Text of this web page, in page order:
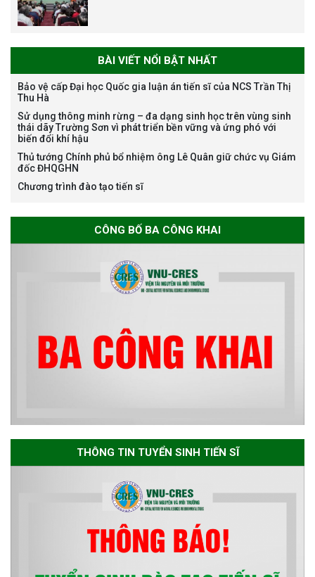
bổng Nagao tại Việt Nam năm
Thông báo về việc họp Tiểu
sơ chuyên môn cho các thí sinh
dự tuyển nghiên cứu sinh đợt 1
năm 2026
Thông báo danh sách thí sinh
đủ điều kiện dự tuyển Chương
trình đào tạo tiến sĩ chuyên
BÀI VIẾT NỔI BẬT NHẤT
Bảo vệ cấp Đại học Quốc gia luận án tiến sĩ của NCS Trần Thị
Thu Hà
Sử dụng thông minh rừng – đa dạng sinh học trên vùng sinh
thái dãy Trường Sơn vì phát triển bền vững và ứng phó với
biến đổi khí hậu
Thủ tướng Chính phủ bổ nhiệm ông Lê Quân giữ chức vụ Giám
đốc ĐHQGHN
Chương trình đào tạo tiến sĩ
CÔNG BỐ BA CÔNG KHAI
THÔNG TIN TUYỂN SINH TIẾN SĨ